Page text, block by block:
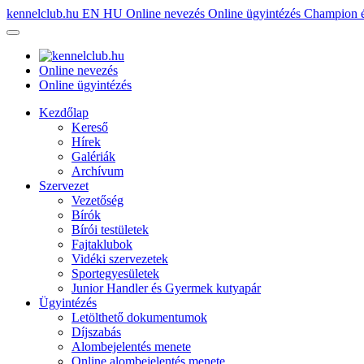
kennelclub.hu EN HU Online nevezés Online ügyintézés Champion
Online nevezés
Online ügyintézés
Kezdőlap
Kereső
Hírek
Galériák
Archívum
Szervezet
Vezetőség
Bírók
Bírói testületek
Fajtaklubok
Vidéki szervezetek
Sportegyesületek
Junior Handler és Gyermek kutyapár
Ügyintézés
Letölthető dokumentumok
Díjszabás
Alombejelentés menete
Online alombejelentés menete